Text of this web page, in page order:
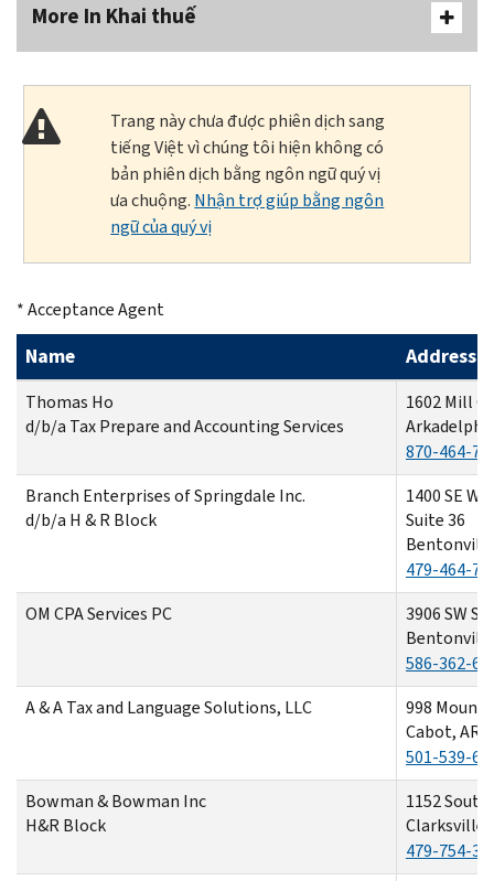
More In Khai thuế
Trang này chưa được phiên dịch sang
tiếng Việt vì chúng tôi hiện không có
bản phiên dịch bằng ngôn ngữ quý vị
ưa chuộng. Nhận trợ giúp bằng ngôn
ngữ của quý vị
* Acceptance Agent
Name Address
Thomas Ho
d/b/a Tax Prepare and Accounting Services
1602 Mill
870-464-
Branch Enterprises of Springdale Inc.
d/b/a H & R Block
1400 SE
Suite 36
479-464-
OM CPA Services PC
3906 SW
586-362-
A & A Tax and Language Solutions, LLC
998
Cabot, AR
501-539-
Bowman & Bowman Inc
H&R Block
1152
Clarksville,
479-754-